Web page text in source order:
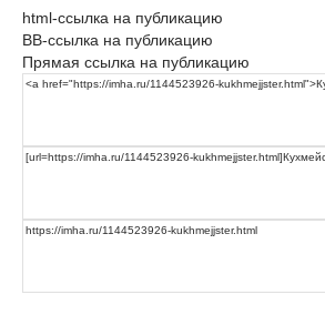
html-ссылка на публикацию
BB-ссылка на публикацию
Прямая ссылка на публикацию